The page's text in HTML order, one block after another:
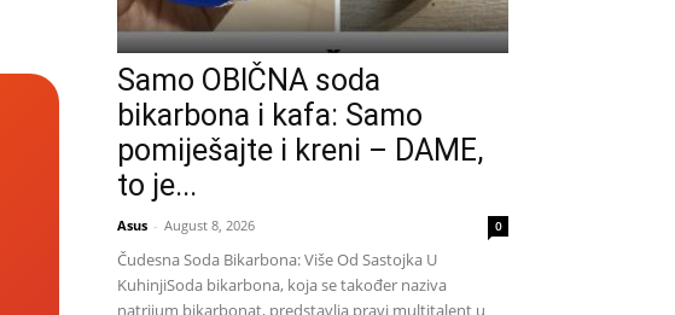
Samo OBIČNA soda
bikarbona i kafa: Samo
pomiješajte i kreni – DAME,
to je...
Asus - August 8, 2026 0
Čudesna Soda Bikarbona: Više Od Sastojka U
KuhinjiSoda bikarbona, koja se također naziva
natrijum bikarbonat, predstavlja pravi multitalent u